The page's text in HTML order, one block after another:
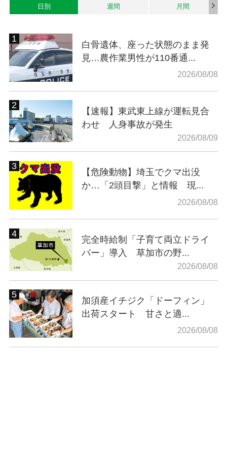
日別 週間 月間
白骨遺体、座った状態のまま発
見…農作業男性が110番通...
2026/08/08
【速報】東武東上線が運転見合
わせ 人身事故が発生
2026/08/09
【危険動物】埼玉でクマ出没
か…「2頭目撃」と情報 現...
2026/08/08
完全時給制「子育て両立ドライ
バー」導入 草加市の野...
2026/08/08
加須産イチジク「ドーフィン」
出荷スタート 甘さと適...
2026/08/08